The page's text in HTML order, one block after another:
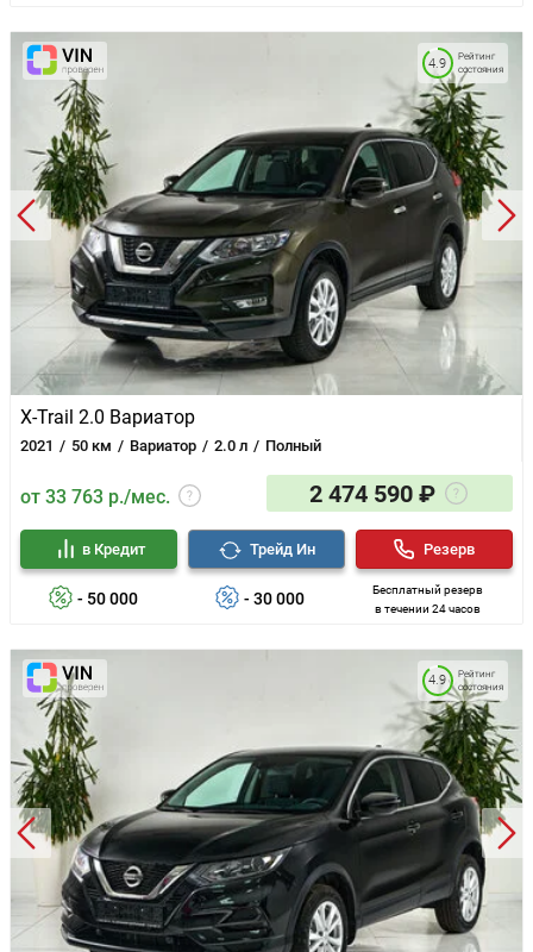
X-Trail 2.0 Вариатор
2021 50 км Вариатор 2.0 л Полный
Рейтинг
состояния
4.9
от 33 763 р./мес. 2 474 590 ₽
- 50 000
в Кредит
- 30 000
Трейд Ин
Бесплатный резерв
в течении 24 часов
Резерв
Рейтинг
состояния
4.9